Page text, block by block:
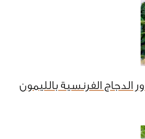
الفرنسية بالليمون